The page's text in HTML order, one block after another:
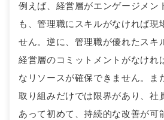
例えば、経営層がエンゲージメン
も、管理職にスキルがなければ現
せん。逆に、管理職が優れたスキ
経営層のコミットメントがなけれ
なリソースが確保できません。ま
取り組みだけでは限界があり、社
あって初めて、持続的な改善が可